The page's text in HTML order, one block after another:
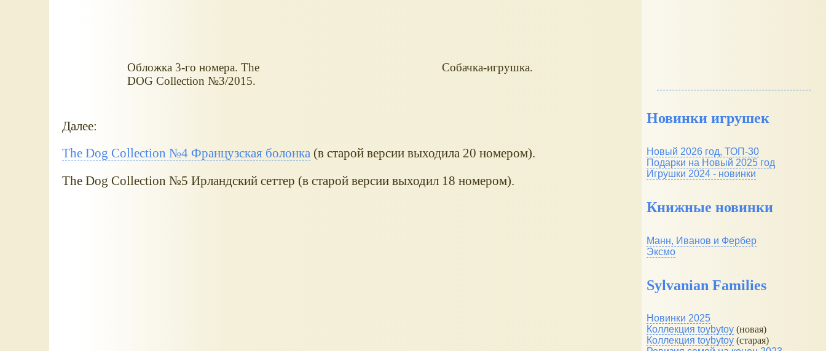
Обложка 3-го номера. The
DOG Collection №3/2015.
Собачка-игрушка.
Далее:
The Dog Collection №4 Французская болонка (в старой версии выходила 20 номером).
The Dog Collection №5 Ирландский сеттер (в старой версии выходил 18 номером).
Новинки игрушек
Новый 2026 год, ТОП-30
Подарки на Новый 2025 год
Игрушки 2024 - новинки
Книжные новинки
Манн, Иванов и Фербер
Эксмо
Sylvanian Families
Новинки 2025
Коллекция toybytoy (новая)
Коллекция toybytoy (старая)